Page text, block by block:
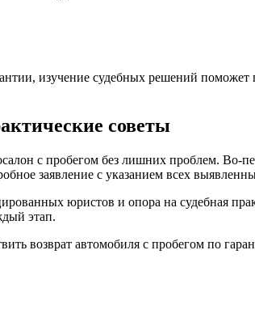
, изучение судебных решений
советы
с пробегом без лишних проблем. Во-
заявление с указанием всех
юристов и опора на судебная
этап.
возврат автомобиля с пробегом по